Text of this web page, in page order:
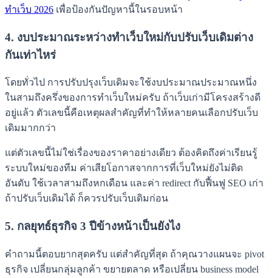
ทำเว็บ 2026 เพื่อป้องกันปัญหานี้ในรอบหน้า
4. งบประมาณระหว่างทำเว็บใหม่กับปรับเว็บเดิมต่าง
กันเท่าไหร่
โดยทั่วไป การปรับปรุงเว็บเดิมจะใช้งบประมาณประมาณหนึ่ง
ในสามถึงครึ่งของการทำเว็บใหม่ครับ ถ้าเว็บเก่ามีโครงสร้างดี
อยู่แล้ว ตัวเลขนี้คือเหตุผลสำคัญที่ทำให้หลายคนเลือกปรับเว็บ
เดิมมากกว่า
แต่ตัวเลขนี้ไม่ใช่เรื่องของราคาอย่างเดียว ต้องคิดถึงค่าเรียนรู้
ระบบใหม่ของทีม ค่าเสียโอกาสจากการที่เว็บใหม่ยังไม่ติด
อันดับ ใช้เวลาสามถึงหกเดือน และค่า redirect กับฟื้นฟู SEO เก่า
ถ้าปรับเว็บเดิมได้ ก็ควรปรับเว็บเดิมก่อน
5. กลยุทธ์ธุรกิจ 3 ปีข้างหน้าเป็นยังไง
คำถามนี้ตอบยากสุดครับ แต่สำคัญที่สุด ถ้าคุณวางแผนจะ pivot
ธุรกิจ เปลี่ยนกลุ่มลูกค้า ขยายตลาด หรือเปลี่ยน business model